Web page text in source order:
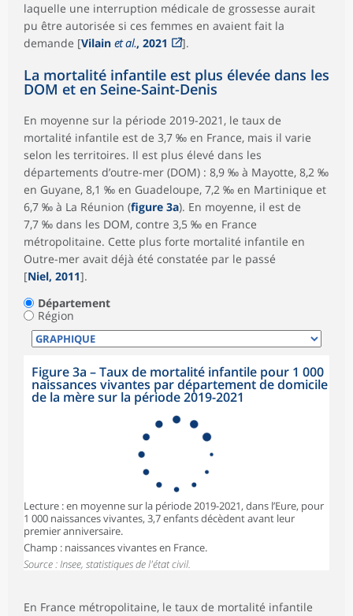
laquelle une interruption médicale de grossesse aurait
pu être autorisée si ces femmes en avaient fait la
demande [Vilain et al., 2021 ].
La mortalité infantile est plus élevée dans les
DOM et en Seine-Saint-Denis
En moyenne sur la période 2019-2021, le taux de
mortalité infantile est de 3,7 ‰ en France, mais il varie
selon les territoires. Il est plus élevé dans les
départements d’outre-mer (DOM) : 8,9 ‰ à Mayotte, 8,2 ‰
en Guyane, 8,1 ‰ en Guadeloupe, 7,2 ‰ en Martinique et
6,7 ‰ à La Réunion (figure 3a). En moyenne, il est de
7,7 ‰ dans les DOM, contre 3,5 ‰ en France
métropolitaine. Cette plus forte mortalité infantile en
Outre-mer avait déjà été constatée par le passé
[Niel, 2011].
Département
Région
Figure 3a – Taux de mortalité infantile pour 1 000
naissances vivantes par département de domicile
de la mère sur la période 2019-2021
Lecture : en moyenne sur la période 2019-2021, dans l’Eure, pour
1 000 naissances vivantes, 3,7 enfants décèdent avant leur
premier anniversaire.
Champ : naissances vivantes en France.
Source : Insee, statistiques de l'état civil.
En France métropolitaine, le taux de mortalité infantile